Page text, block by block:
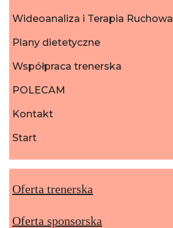
Wideoanaliza i Terapia Ruchowa
Plany dietetyczne
Współpraca trenerska
POLECAM
Kontakt
Start
Oferta trenerska
Oferta sponsorska